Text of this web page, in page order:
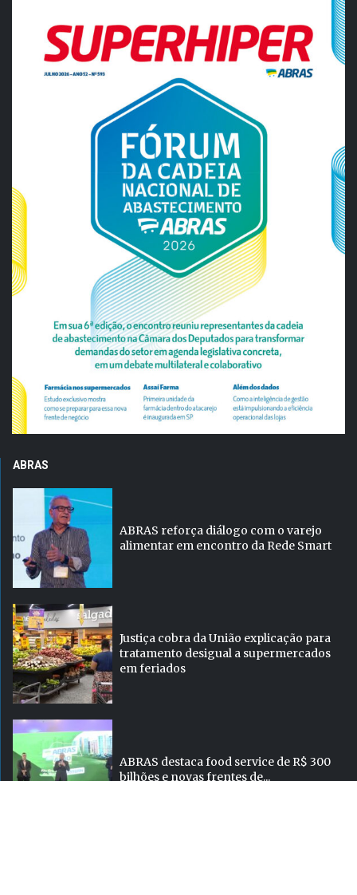
ABRAS
ABRAS reforça diálogo com o varejo
alimentar em encontro da Rede Smart
Justiça cobra da União explicação para
tratamento desigual a supermercados
em feriados
ABRAS destaca food service de R$ 300
bilhões e novas frentes de...